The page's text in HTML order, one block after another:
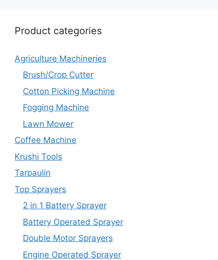
Product categories
Agriculture Machineries
Brush/Crop Cutter
Cotton Picking Machine
Fogging Machine
Lawn Mower
Coffee Machine
Krushi Tools
Tarpaulin
Top Sprayers
2 in 1 Battery Sprayer
Battery Operated Sprayer
Double Motor Sprayers
Engine Operated Sprayer